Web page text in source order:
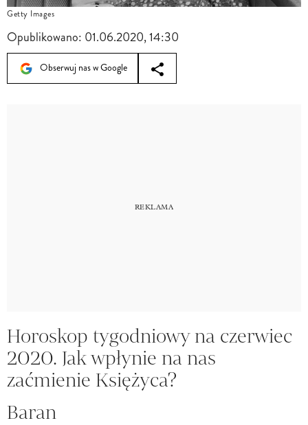
Getty Images
Opublikowano: 01.06.2020, 14:30
Obserwuj nas w Google
Horoskop tygodniowy na czerwiec
2020. Jak wpłynie na nas
zaćmienie Księżyca?
Baran